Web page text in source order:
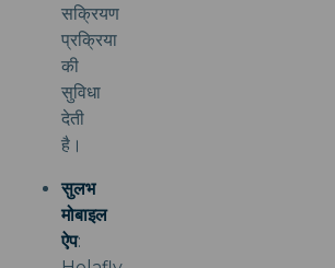
सक्रियण
प्रक्रिया
की
सुविधा
देती
है।
सुलभ
मोबाइल
ऐप: